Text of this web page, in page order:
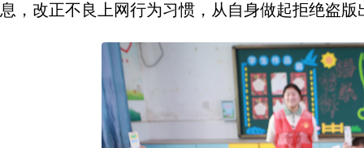
息，改正不良上网行为习惯，从自身做起拒绝盗